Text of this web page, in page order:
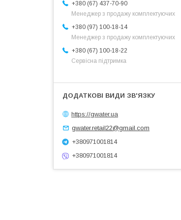
+380 (67) 437-70-90
Менеджер з продажу комплектуючих
+380 (97) 100-18-14
Менеджер з продажу комплектуючих
+380 (67) 100-18-22
Сервісна підтримка
https://gwater.ua
gwater.retail22@gmail.com
+380971001814
+380971001814